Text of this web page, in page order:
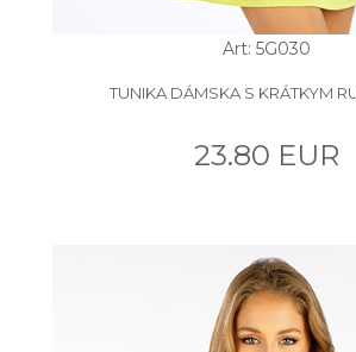
Art: 5G030
TUNIKA DÁMSKA S KRÁTKYM
23.80 EUR